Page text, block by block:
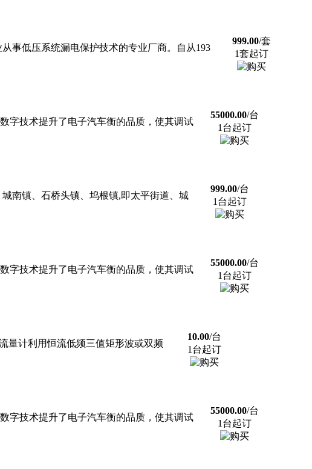
事低压系统漏电保护技术的专业厂商。自从193
999.00/套
1套起订
字技术提升了电子汽车衡的品质，使其调试
55000.00/台
1台起订
南镇、石桥头镇、坞根镇,即太平街道、城
999.00/台
1台起订
字技术提升了电子汽车衡的品质，使其调试
55000.00/台
1台起订
量计利用恒流低频三值矩形波或双频
10.00/台
1台起订
字技术提升了电子汽车衡的品质，使其调试
55000.00/台
1台起订